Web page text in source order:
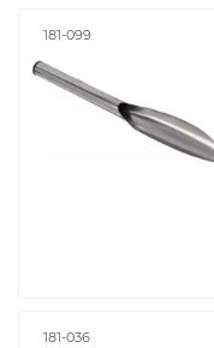
181-099
181-036